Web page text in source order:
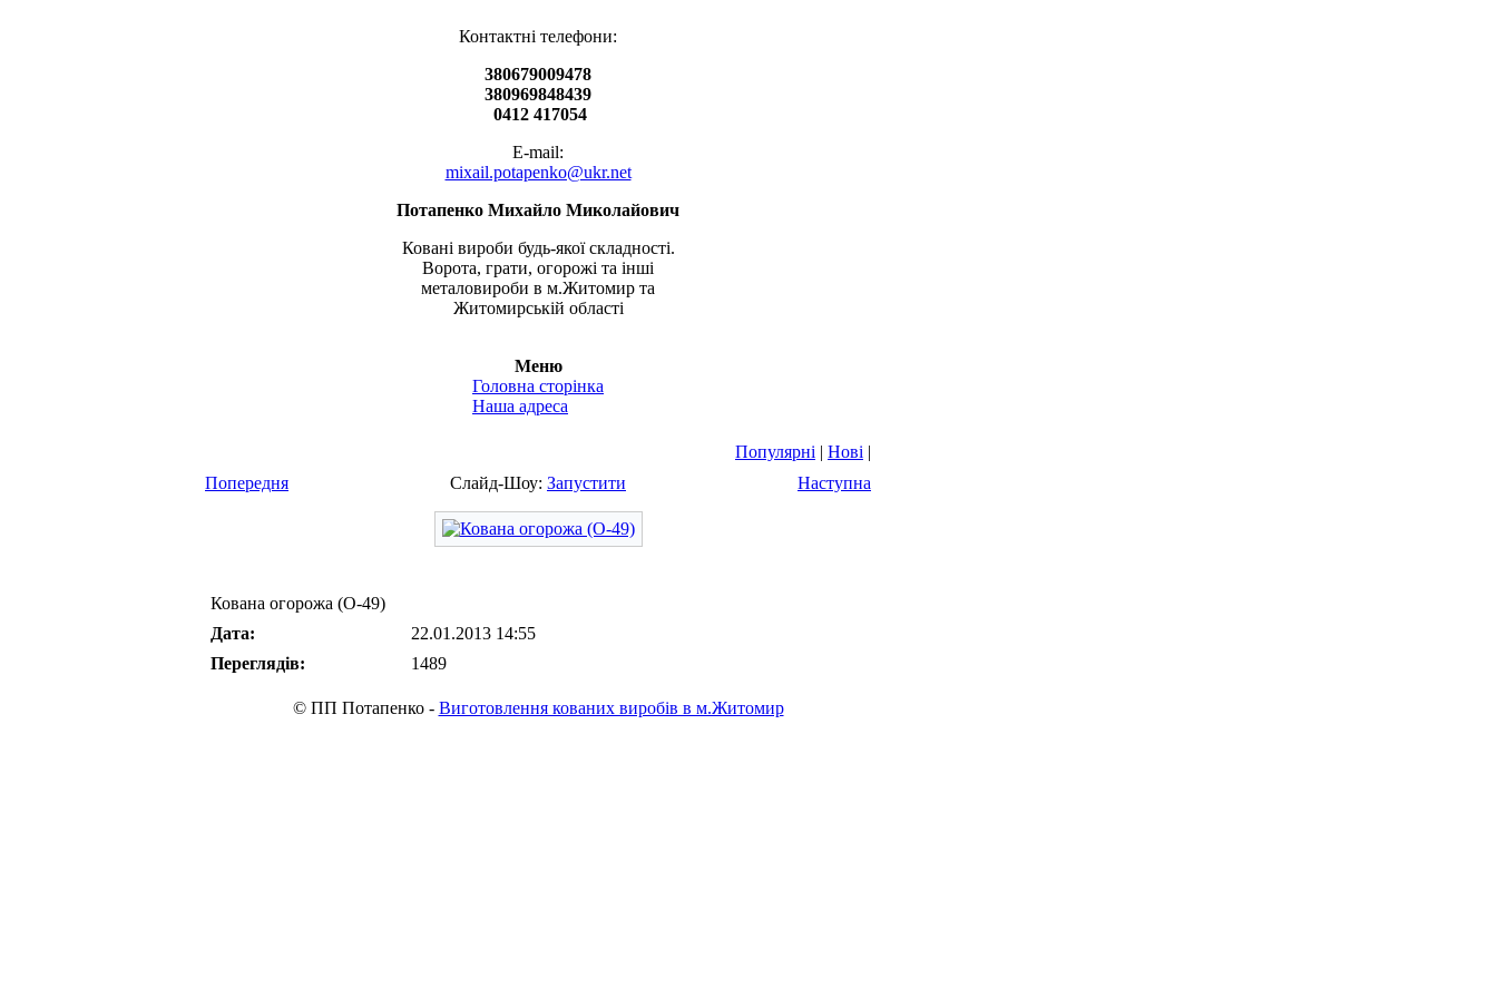
Контактні телефони:
380679009478
380969848439
0412 417054
E-mail:
mixail.potapenko@ukr.net
Потапенко Михайло Миколайович
Ковані вироби будь-якої складності.
Ворота, грати, огорожі та інші
металовироби в м.Житомир та
Житомирській області
Меню
Головна сторінка
Наша адреса
Популярні | Нові |
Попередня
Слайд-Шоу: Запустити Наступна
Кована огорожа (О-49)
Дата:
22.01.2013 14:55
Переглядів:
1489
© ПП Потапенко - Виготовлення кованих виробів в м.Житомир